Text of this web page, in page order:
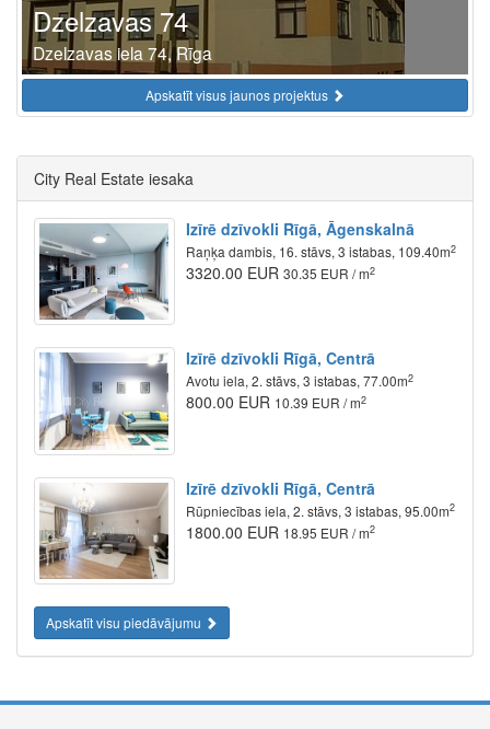
Dzelzavas 74
Dzelzavas iela 74, Rīga
Apskatīt visus jaunos projektus
City Real Estate iesaka
Izīrē dzīvokli Rīgā, Āgenskalnā
Raņķa dambis, 16. stāvs, 3 istabas, 109.40m2
3320.00 EUR 30.35 EUR / m2
Izīrē dzīvokli Rīgā, Centrā
Avotu iela, 2. stāvs, 3 istabas, 77.00m2
800.00 EUR 10.39 EUR / m2
Izīrē dzīvokli Rīgā, Centrā
Rūpniecības iela, 2. stāvs, 3 istabas, 95.00m2
1800.00 EUR 18.95 EUR / m2
Apskatīt visu piedāvājumu